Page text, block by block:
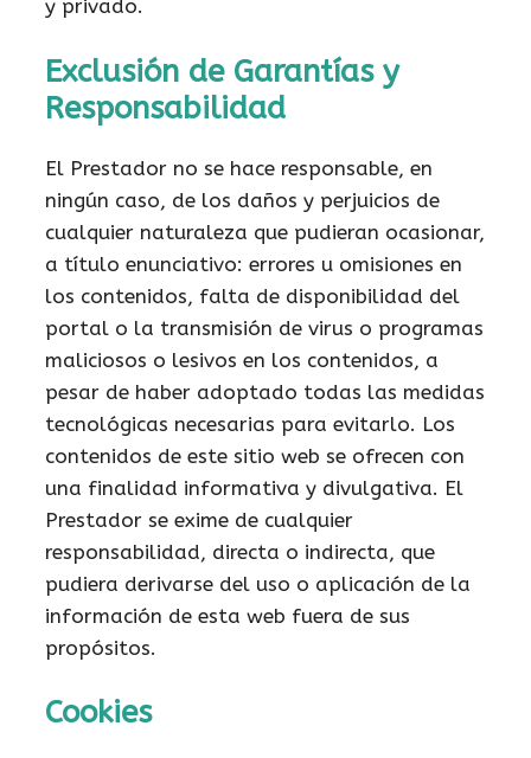
y privado.
Exclusión de Garantías y
Responsabilidad
El Prestador no se hace responsable, en
ningún caso, de los daños y perjuicios de
cualquier naturaleza que pudieran ocasionar,
a título enunciativo: errores u omisiones en
los contenidos, falta de disponibilidad del
portal o la transmisión de virus o programas
maliciosos o lesivos en los contenidos, a
pesar de haber adoptado todas las medidas
tecnológicas necesarias para evitarlo. Los
contenidos de este sitio web se ofrecen con
una finalidad informativa y divulgativa. El
Prestador se exime de cualquier
responsabilidad, directa o indirecta, que
pudiera derivarse del uso o aplicación de la
información de esta web fuera de sus
propósitos.
Cookies